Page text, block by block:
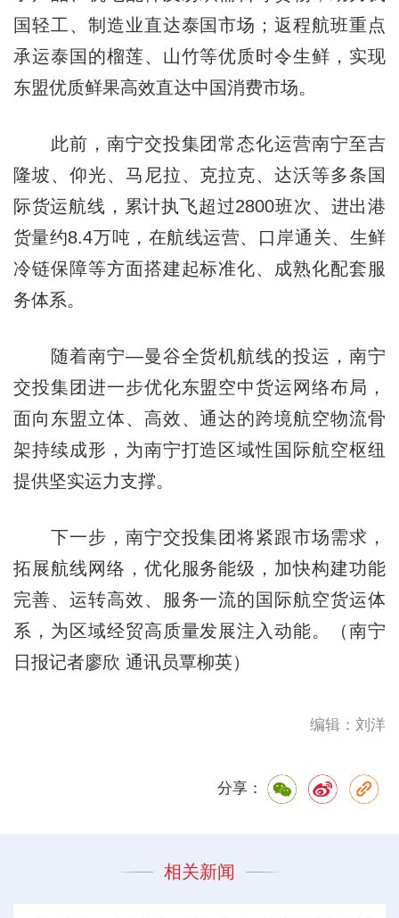
国轻工、制造业直达泰国市场；返程航班重点
承运泰国的榴莲、山竹等优质时令生鲜，实现
东盟优质鲜果高效直达中国消费市场。
此前，南宁交投集团常态化运营南宁至吉
隆坡、仰光、马尼拉、克拉克、达沃等多条国
际货运航线，累计执飞超过2800班次、进出港
货量约8.4万吨，在航线运营、口岸通关、生鲜
冷链保障等方面搭建起标准化、成熟化配套服
务体系。
随着南宁—曼谷全货机航线的投运，南宁
交投集团进一步优化东盟空中货运网络布局，
面向东盟立体、高效、通达的跨境航空物流骨
架持续成形，为南宁打造区域性国际航空枢纽
提供坚实运力支撑。
下一步，南宁交投集团将紧跟市场需求，
拓展航线网络，优化服务能级，加快构建功能
完善、运转高效、服务一流的国际航空货运体
系，为区域经贸高质量发展注入动能。（南宁
日报记者廖欣 通讯员覃柳英）
编辑：刘洋
分享：
相关新闻